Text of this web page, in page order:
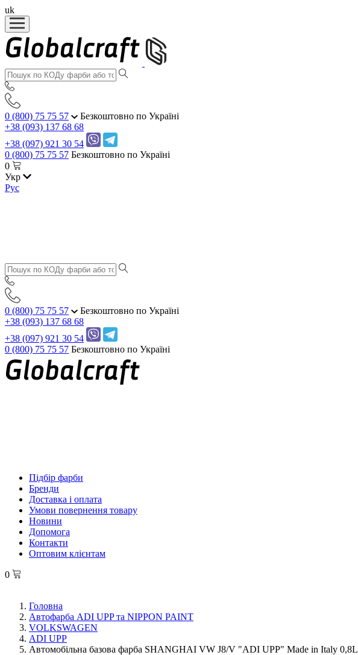
uk
0 (800) 75 75 57
Безкоштовно по Україні
+38 (093) 137 68 68
+38 (097) 921 30 54
0 (800) 75 75 57 Безкоштовно по Україні
0
Укр
Рус
0 (800) 75 75 57
Безкоштовно по Україні
+38 (093) 137 68 68
+38 (097) 921 30 54
0 (800) 75 75 57 Безкоштовно по Україні
Підбір фарби
Бренди
Доставка і оплата
Умови повернення товару
Новини
Допомога
Контакти
Оптовим клієнтам
0
Головна
Автофарба ADI UPP та NIPPON PAINT
VOLKSWAGEN
ADI UPP
Автомобільна базова фарба SHANGHAI VW J8/V "ADI UPP" Made in Italy 0,8L